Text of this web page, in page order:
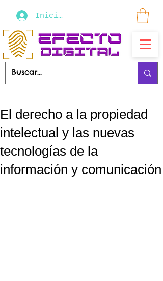
Iniciar sesión
El derecho a la propiedad
intelectual y las nuevas
tecnologías de la
información y comunicación